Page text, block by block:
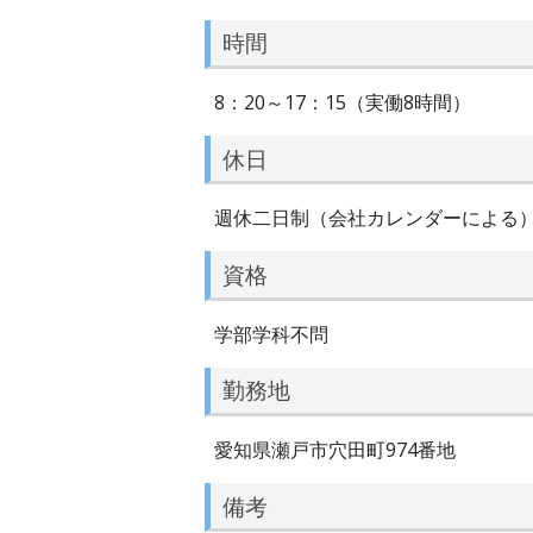
時間
8：20～17：15（実働8時間）
休日
週休二日制（会社カレンダーによる
資格
学部学科不問
勤務地
愛知県瀬戸市穴田町974番地
備考